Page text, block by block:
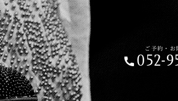
ご予約・お
052-
052-